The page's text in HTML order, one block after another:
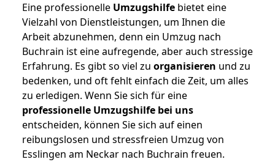
Eine professionelle Umzugshilfe bietet eine
Vielzahl von Dienstleistungen, um Ihnen die
Arbeit abzunehmen, denn ein Umzug nach
Buchrain ist eine aufregende, aber auch stressige
Erfahrung. Es gibt so viel zu organisieren und zu
bedenken, und oft fehlt einfach die Zeit, um alles
zu erledigen. Wenn Sie sich für eine
professionelle Umzugshilfe bei uns
entscheiden, können Sie sich auf einen
reibungslosen und stressfreien Umzug von
Esslingen am Neckar nach Buchrain freuen.